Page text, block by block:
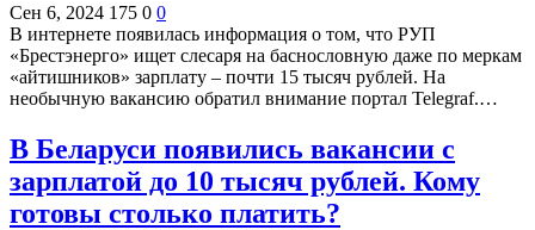
Сен 6, 2024 175 0 0
В интернете появилась информация о том, что РУП
«Брестэнерго» ищет слесаря на баснословную даже по меркам
«айтишников» зарплату – почти 15 тысяч рублей. На
необычную вакансию обратил внимание портал Telegraf.…
В Беларуси появились вакансии с
зарплатой до 10 тысяч рублей. Кому
готовы столько платить?